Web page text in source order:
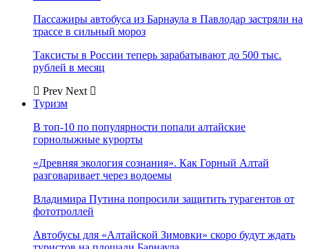
Пассажиры автобуса из Барнаула в Павлодар застряли на
трассе в сильный мороз
Таксисты в России теперь зарабатывают до 500 тыс.
рублей в месяц
Prev Next
Туризм
В топ-10 по популярности попали алтайские
горнолыжные курорты
«Древняя экология сознания». Как Горный Алтай
разговаривает через водоемы
Владимира Путина попросили защитить турагентов от
фототроллей
Автобусы для «Алтайской Зимовки» скоро будут ждать